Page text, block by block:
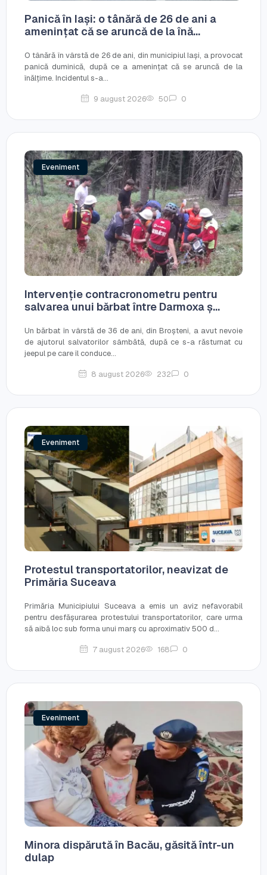
Panică în Iași: o tânără de 26 de ani a
amenințat că se aruncă de la înă...
O tânără în vârstă de 26 de ani, din municipiul Iași, a provocat
panică duminică, după ce a amenințat că se aruncă de la
înălțime. Incidentul s-a...
9 august 2026 50 0
Eveniment
Intervenție contracronometru pentru
salvarea unui bărbat între Darmoxa ș...
Un bărbat în vârstă de 36 de ani, din Broșteni, a avut nevoie
de ajutorul salvatorilor sâmbătă, după ce s-a răsturnat cu
jeepul pe care îl conduce...
8 august 2026 232 0
Eveniment
Protestul transportatorilor, neavizat de
Primăria Suceava
Primăria Municipiului Suceava a emis un aviz nefavorabil
pentru desfășurarea protestului transportatorilor, care urma
să aibă loc sub forma unui marș cu aproximativ 500 d...
7 august 2026 168 0
Eveniment
Minora dispărută în Bacău, găsită într-un
dulap